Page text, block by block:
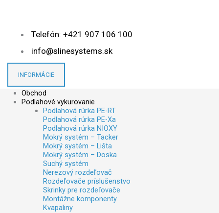
Telefón: +421 907 106 100
info@slinesystems.sk
INFORMÁCIE
Obchod
Podlahové vykurovanie
Podlahová rúrka PE-RT
Podlahová rúrka PE-Xa
Podlahová rúrka NIOXY
Mokrý systém – Tacker
Mokrý systém – Lišta
Mokrý systém – Doska
Suchý systém
Nerezový rozdeľovač
Rozdeľovače príslušenstvo
Skrinky pre rozdeľovače
Montážne komponenty
Kvapaliny